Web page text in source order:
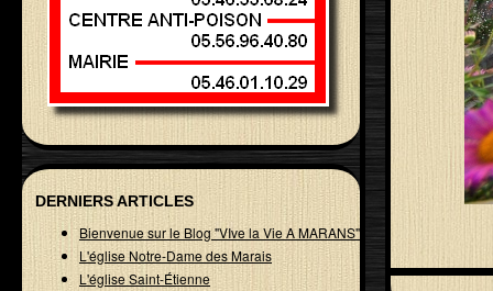
DERNIERS ARTICLES
Bienvenue sur le Blog "VIve la Vie A MARANS"
L'église Notre-Dame des Marais
L'église Saint-Étienne